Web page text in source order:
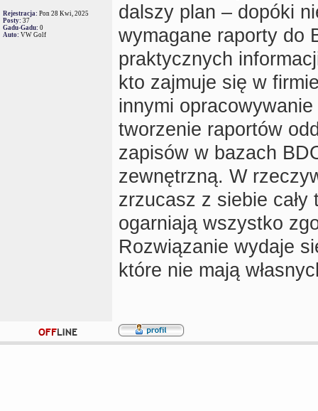
Rejestracja: Pon 28 Kwi, 2025
Posty: 37
Gadu-Gadu: 0
Auto: VW Golf
dalszy plan – dopóki
wymagane raporty do
praktycznych
kto zajmuje się w
innymi
tworzenie raportów
zapisów w bazach
zewnętrzną. W
zrzucasz z siebie
ogarniają wszystko
Rozwiązanie wydaje
które nie mają